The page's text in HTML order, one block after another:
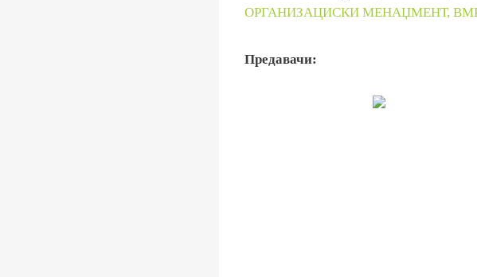
ОРГАНИЗАЦИСКИ МЕНАЏМЕНТ,
Предавачи: